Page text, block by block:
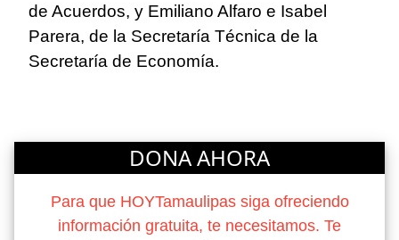
de Acuerdos, y Emiliano Alfaro e Isabel
Parera, de la Secretaría Técnica de la
Secretaría de Economía.
DONA AHORA
Para que HOYTamaulipas siga ofreciendo
información gratuita, te necesitamos. Te